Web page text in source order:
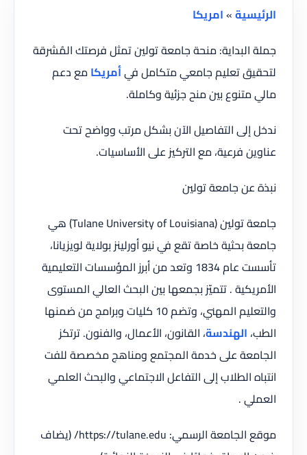
الرئيسية»امريكا
جملة البداية: منحة جامعة تولين تمثل فرصتك المُشرقة
لتحقيق تعليم جامعي متكامل فيأمريكامع دعم
مالي متنوع بين منح جزئية وكاملة.
ندخل إلى التفاصيل الآن بشكل مرتب وواضح تحت
عناوين فرعية، مع التركيز على الأساسيات.
نبذة عن جامعة تولين
جامعة تولين (Tulane University of Louisiana) هي
جامعة بحثية خاصة تقع في نيو أورلينز بولاية لويزيانا،
تأسست عام 1834 وتعد من أبرز المؤسسات التعليمية
الأمريكية . تتميّز بجمعها بين البحث العالي المستوى
والتعليم المهني، وتضم ‏10 كليات وبرامج من ضمنها
الطب،الهندسة، القانون، الأعمال، والفنون. ترتكز
الجامعة على خدمة المجتمع ومناهج مخصصة للفت
انتباه الطلاب إلى التفاعل الاجتماعي والبحث العلمي
العملي .
موقع الجامعة الرسمي: https://tulane.edu/ (يضاف